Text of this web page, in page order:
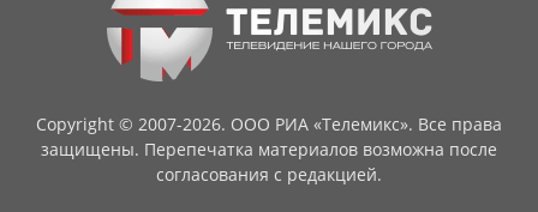
Copyright © 2007-2026. ООО РИА «Телемикс». Все права
защищены. Перепечатка материалов возможна после
согласования с редакцией.